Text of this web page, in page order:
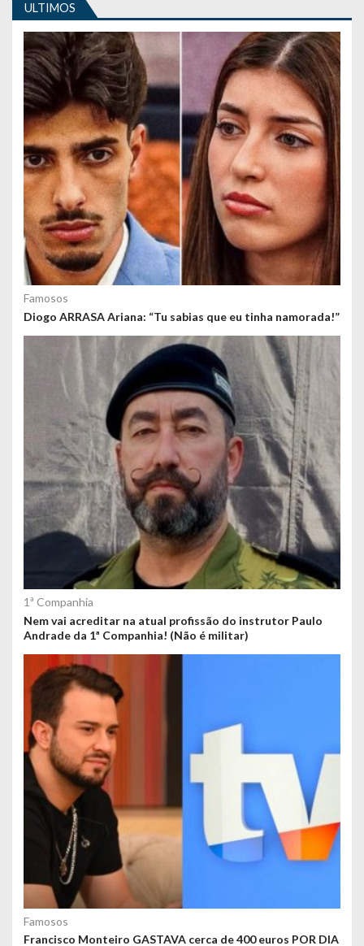
ULTIMOS
Famosos
Diogo ARRASA Ariana: “Tu sabias que eu tinha namorada!”
1ª Companhia
Nem vai acreditar na atual profissão do instrutor Paulo
Andrade da 1ª Companhia! (Não é militar)
Famosos
Francisco Monteiro GASTAVA cerca de 400 euros POR DIA